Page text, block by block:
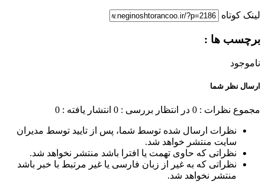
لینک کوتاه
برچسب ها :
ناموجود
ارسال نظر شما
مجموع نظرات : 0 در انتظار بررسی : 0 انتشار یافته : 0
نظرات ارسال شده توسط شما، پس از تایید توسط مدیران
سایت منتشر خواهد شد.
نظراتی که حاوی تهمت یا افترا باشد منتشر نخواهد شد.
نظراتی که به غیر از زبان فارسی یا غیر مرتبط با خبر باشد
منتشر نخواهد شد.